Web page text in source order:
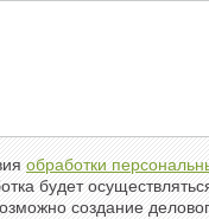
обработки
будет
создание